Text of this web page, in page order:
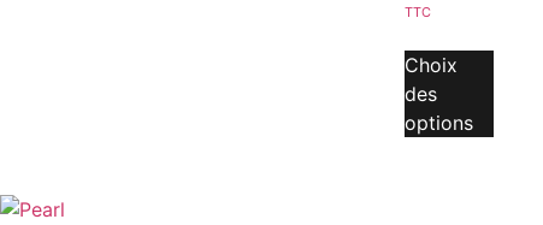
TTC
Choix
des
options